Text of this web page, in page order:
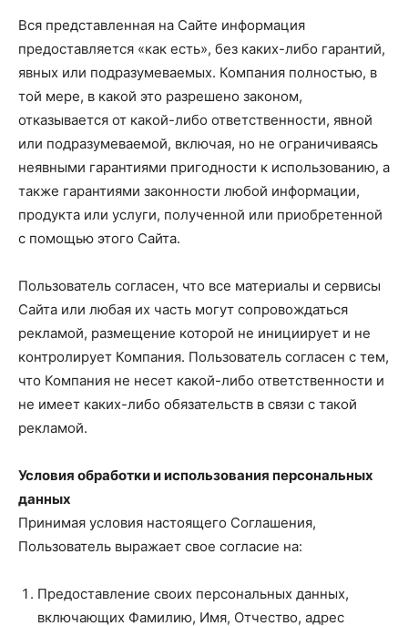
Вся представленная на Сайте информация
предоставляется «как есть», без каких-либо гарантий,
явных или подразумеваемых. Компания полностью, в
той мере, в какой это разрешено законом,
отказывается от какой-либо ответственности, явной
или подразумеваемой, включая, но не ограничиваясь
неявными гарантиями пригодности к использованию, а
также гарантиями законности любой информации,
продукта или услуги, полученной или приобретенной
с помощью этого Сайта.
Пользователь согласен, что все материалы и сервисы
Сайта или любая их часть могут сопровождаться
рекламой, размещение которой не инициирует и не
контролирует Компания. Пользователь согласен с тем,
что Компания не несет какой-либо ответственности и
не имеет каких-либо обязательств в связи с такой
рекламой.
Условия обработки и использования персональных
данных
Принимая условия настоящего Соглашения,
Пользователь выражает свое согласие на:
Предоставление своих персональных данных,
включающих Фамилию, Имя, Отчество, адрес